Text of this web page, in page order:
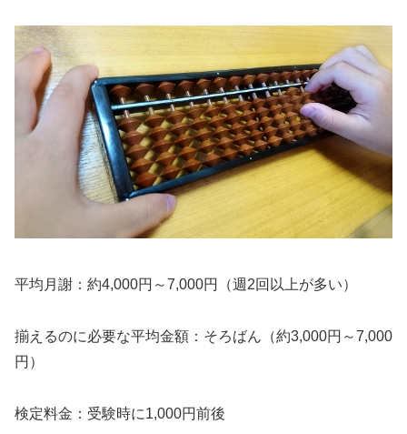
平均月謝 ：約4,000円～7,000円（週2回以上が多い）
揃えるのに必要な平均金額 ：そろばん（約3,000円～7,000
円）
検定料金 ：受験時に1,000円前後